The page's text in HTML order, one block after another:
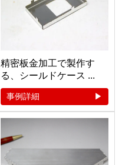
精密板金加工で製作す
る、シールドケース ...
事例詳細